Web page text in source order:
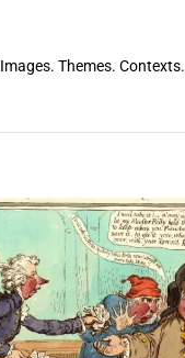
Images. Themes. Contexts.